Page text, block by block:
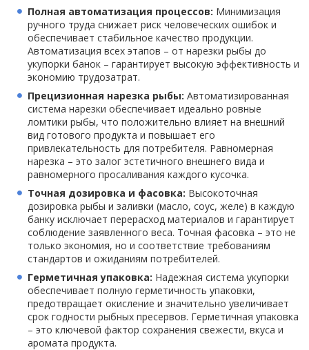
Полная автоматизация процессов: Минимизация
ручного труда снижает риск человеческих ошибок и
обеспечивает стабильное качество продукции.
Автоматизация всех этапов – от нарезки рыбы до
укупорки банок – гарантирует высокую эффективность и
экономию трудозатрат.
Прецизионная нарезка рыбы: Автоматизированная
система нарезки обеспечивает идеально ровные
ломтики рыбы, что положительно влияет на внешний
вид готового продукта и повышает его
привлекательность для потребителя. Равномерная
нарезка – это залог эстетичного внешнего вида и
равномерного просаливания каждого кусочка.
Точная дозировка и фасовка: Высокоточная
дозировка рыбы и заливки (масло, соус, желе) в каждую
банку исключает перерасход материалов и гарантирует
соблюдение заявленного веса. Точная фасовка – это не
только экономия, но и соответствие требованиям
стандартов и ожиданиям потребителей.
Герметичная упаковка: Надежная система укупорки
обеспечивает полную герметичность упаковки,
предотвращает окисление и значительно увеличивает
срок годности рыбных пресервов. Герметичная упаковка
– это ключевой фактор сохранения свежести, вкуса и
аромата продукта.